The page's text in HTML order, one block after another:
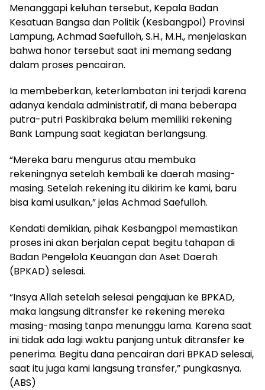
Menanggapi keluhan tersebut, Kepala Badan
Kesatuan Bangsa dan Politik (Kesbangpol) Provinsi
Lampung, Achmad Saefulloh, S.H., M.H., menjelaskan
bahwa honor tersebut saat ini memang sedang
dalam proses pencairan.
Ia membeberkan, keterlambatan ini terjadi karena
adanya kendala administratif, di mana beberapa
putra-putri Paskibraka belum memiliki rekening
Bank Lampung saat kegiatan berlangsung.
“Mereka baru mengurus atau membuka
rekeningnya setelah kembali ke daerah masing-
masing. Setelah rekening itu dikirim ke kami, baru
bisa kami usulkan,” jelas Achmad Saefulloh.
Kendati demikian, pihak Kesbangpol memastikan
proses ini akan berjalan cepat begitu tahapan di
Badan Pengelola Keuangan dan Aset Daerah
(BPKAD) selesai.
“Insya Allah setelah selesai pengajuan ke BPKAD,
maka langsung ditransfer ke rekening mereka
masing-masing tanpa menunggu lama. Karena saat
ini tidak ada lagi waktu panjang untuk ditransfer ke
penerima. Begitu dana pencairan dari BPKAD selesai,
saat itu juga kami langsung transfer,” pungkasnya.
(ABS)